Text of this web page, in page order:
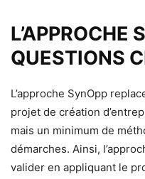
L’APPROCHE
QUESTIONS
L’approche SynOpp
projet de création
mais un minimum de
démarches. Ainsi,
valider en appliquant le